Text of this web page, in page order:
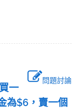
問題討論
一
為$6，賣一個